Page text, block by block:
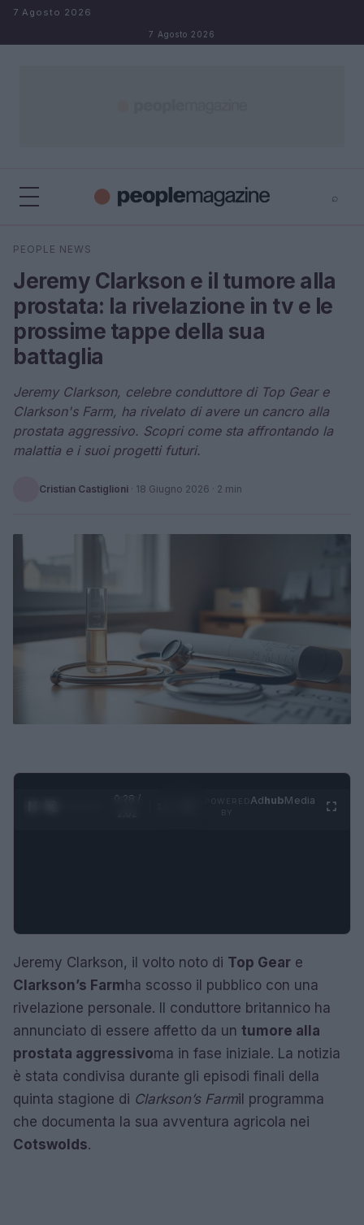
Salta al contenuto
7 Agosto 2026
7 Agosto 2026
⌕
Cerca
PEOPLE NEWS
Jeremy Clarkson e il tumore alla
prostata: la rivelazione in tv e le
prossime tappe della sua
battaglia
Jeremy Clarkson, celebre conduttore di Top Gear e
Clarkson's Farm, ha rivelato di avere un cancro alla
prostata aggressivo. Scopri come sta affrontando la
malattia e i suoi progetti futuri.
Cristian Castiglioni · 18 Giugno 2026 · 2 min
0:29 /
AdhubMedia
Jeremy Clarkson, il volto noto di Top Gear e
Clarkson’s Farmha scosso il pubblico con una
rivelazione personale. Il conduttore britannico ha
annunciato di essere affetto da un tumore alla
prostata aggressivoma in fase iniziale. La notizia
è stata condivisa durante gli episodi finali della
quinta stagione di Clarkson’s Farmil programma
che documenta la sua avventura agricola nei
Cotswolds.